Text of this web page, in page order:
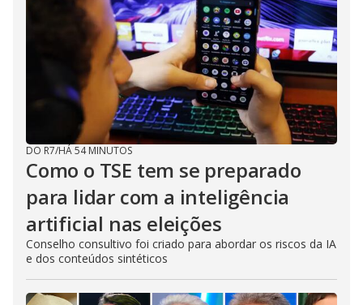
DO R7/HÁ 54 MINUTOS
Como o TSE tem se preparado
para lidar com a inteligência
artificial nas eleições
Conselho consultivo foi criado para abordar os riscos da IA
e dos conteúdos sintéticos